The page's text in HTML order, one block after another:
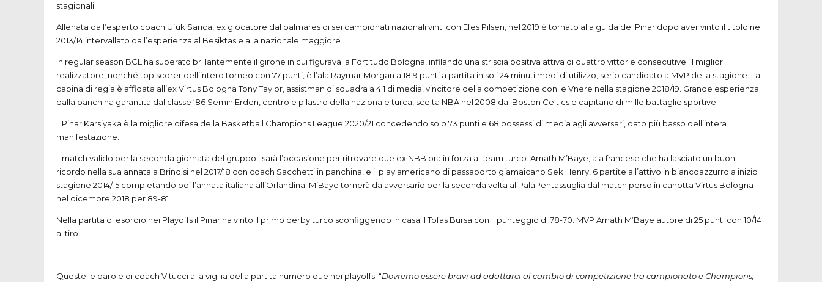
stagionali.
Allenata dall’esperto coach Ufuk Sarica, ex giocatore dal palmares di sei campionati nazionali vinti con Efes Pilsen, nel 2019 è tornato alla guida del Pinar dopo aver vinto il titolo nel
2013/14 intervallato dall’esperienza al Besiktas e alla nazionale maggiore.
In regular season BCL ha superato brillantemente il girone in cui figurava la Fortitudo Bologna, infilando una striscia positiva attiva di quattro vittorie consecutive. Il miglior
realizzatore, nonché top scorer dell’intero torneo con 77 punti, è l’ala Raymar Morgan a 18.9 punti a partita in soli 24 minuti medi di utilizzo, serio candidato a MVP della stagione. La
cabina di regia è affidata all’ex Virtus Bologna Tony Taylor, assistman di squadra a 4.1 di media, vincitore della competizione con le Vnere nella stagione 2018/19. Grande esperienza
dalla panchina garantita dal classe ‘86 Semih Erden, centro e pilastro della nazionale turca, scelta NBA nel 2008 dai Boston Celtics e capitano di mille battaglie sportive.
Il Pinar Karsiyaka è la migliore difesa della Basketball Champions League 2020/21 concedendo solo 73 punti e 68 possessi di media agli avversari, dato più basso dell’intera
manifestazione.
Il match valido per la seconda giornata del gruppo I sarà l’occasione per ritrovare due ex NBB ora in forza al team turco. Amath M’Baye, ala francese che ha lasciato un buon
ricordo nella sua annata a Brindisi nel 2017/18 con coach Sacchetti in panchina, e il play americano di passaporto giamaicano Sek Henry, 6 partite all’attivo in biancoazzurro a inizio
stagione 2014/15 completando poi l’annata italiana all’Orlandina. M’Baye tornerà da avversario per la seconda volta al PalaPentassuglia dal match perso in canotta Virtus Bologna
nel dicembre 2018 per 89-81.
Nella partita di esordio nei Playoffs il Pinar ha vinto il primo derby turco sconfiggendo in casa il Tofas Bursa con il punteggio di 78-70. MVP Amath M’Baye autore di 25 punti con 10/14
al tiro.
Queste le parole di coach Vitucci alla vigilia della partita numero due nei playoffs: “Dovremo essere bravi ad adattarci al cambio di competizione tra campionato e Champions,